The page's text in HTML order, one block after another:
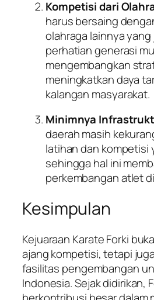
Kompetisi dari
harus bersaing
olahraga lainnya
perhatian generasi
mengembangkan
meningkatkan daya
kalangan masyarakat.
Minimnya
daerah masih
latihan dan kompetisi
sehingga hal ini
perkembangan atlet
Kesimpulan
Kejuaraan Karate Forki
ajang kompetisi, tetapi
fasilitas pengembangan
Indonesia. Sejak didirikan,